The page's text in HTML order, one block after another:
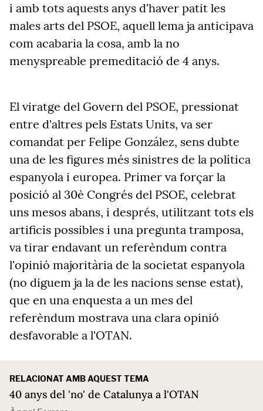
i amb tots aquests anys d'haver patit les
males arts del PSOE, aquell lema ja anticipava
com acabaria la cosa, amb la no
menyspreable premeditació de 4 anys.
El viratge del Govern del PSOE, pressionat
entre d'altres pels Estats Units, va ser
comandat per Felipe González, sens dubte
una de les figures més sinistres de la política
espanyola i europea. Primer va forçar la
posició al 30è Congrés del PSOE, celebrat
uns mesos abans, i després, utilitzant tots els
artificis possibles i una pregunta tramposa,
va tirar endavant un referèndum contra
l'opinió majoritària de la societat espanyola
(no diguem ja la de les nacions sense estat),
que en una enquesta a un mes del
referèndum mostrava una clara opinió
desfavorable a l'OTAN.
RELACIONAT AMB AQUEST TEMA
40 anys del 'no' de Catalunya a l'OTAN